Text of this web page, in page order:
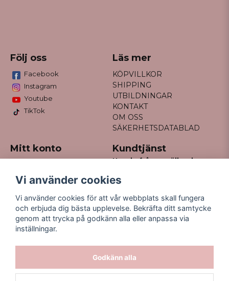
Följ oss
Facebook
Instagram
Youtube
TikTok
Läs mer
KÖPVILLKOR
SHIPPING
UTBILDNINGAR
KONTAKT
OM OSS
SÄKERHETSDATABLAD
Mitt konto
Registrera dig
Glömt lösenord?
Kundtjänst
Har du frågor gällande
kontakt@missfancy.se
Vi använder cookies
Vi använder cookies för att vår webbplats skall fungera
och erbjuda dig bästa upplevelse. Bekräfta ditt samtycke
genom att trycka på godkänn alla eller anpassa via
inställningar.
Godkänn alla